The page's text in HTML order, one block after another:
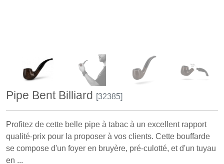
Pipe Bent Billiard [32385]
Profitez de cette belle pipe à tabac à un excellent rapport
qualité-prix pour la proposer à vos clients. Cette bouffarde
se compose d'un foyer en bruyère, pré-culotté, et d'un tuyau
en ...